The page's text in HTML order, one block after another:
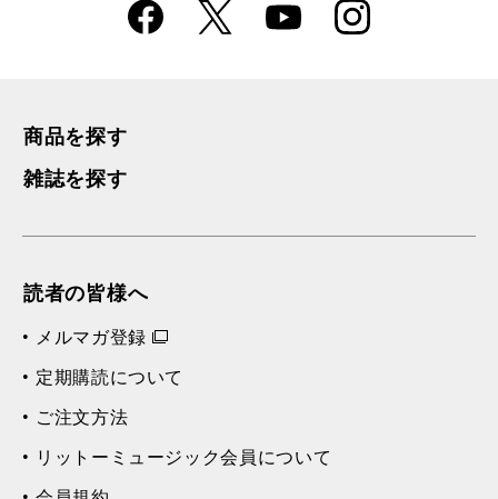
Faceboo
k
X YouTube Instagra
m
商品を探す
雑誌を探す
読者の皆様へ
メルマガ登録
定期購読について
ご注文方法
リットーミュージック会員について